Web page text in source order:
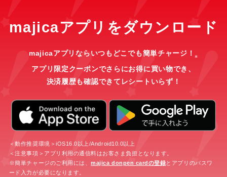
majicaアプリをダウンロード
majicaアプリならいつもどこでも簡単チャージ！ ※
アプリ限定クーポンでさらにお得に買い物でき、
決済履歴も確認できてレシートいらず！
＜動作推奨環境＞iOS16.0以上/Android10.0以上
＜注意事項＞アプリ利用の通信料はお客さま負担となります。
※簡単チャージのご利用には、majica donpen cardの登録とアプリのパスワ
ード入力が必要になります。